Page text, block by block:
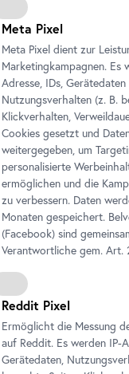
Meta Pixel
Meta Pixel dient zur
Marketingkampagnen. Es
Adresse, IDs,
Nutzungsverhalten (z. B.
Klickverhalten,
Cookies gesetzt und
weitergegeben, um
personalisierte
ermöglichen und die
zu verbessern. Daten
Monaten gespeichert.
(Facebook) sind
Verantwortliche gem.Art.
Reddit Pixel
Ermöglicht die Messung
auf Reddit. Es werden IP-
Gerätedaten,